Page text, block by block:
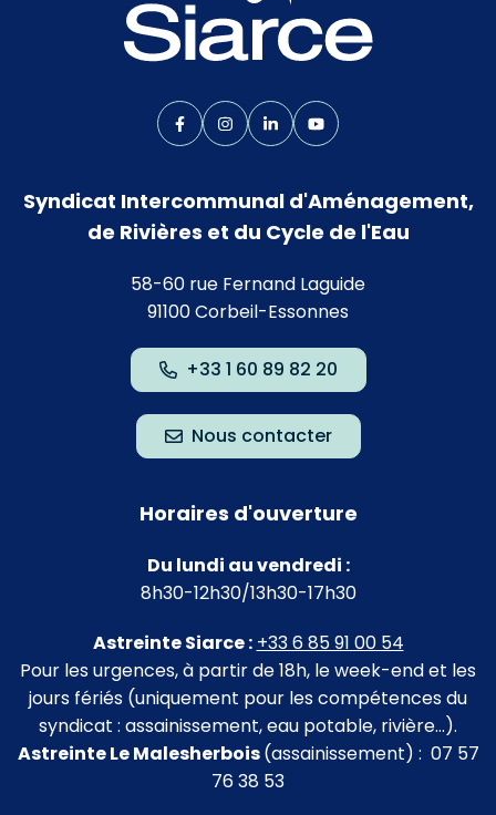
Lien vers le compte Facebook
Lien vers le compte Instagram
Lien vers le compte Linkedin
Lien vers la chaîne
Syndicat Intercommunal d'Aménagement,
de Rivières et du Cycle de l'Eau
58-60 rue Fernand Laguide
91100 Corbeil-Essonnes
+33 1 60 89 82 20
Nous contacter
Horaires d'ouverture
Du lundi au vendredi :
8h30-12h30/13h30-17h30
Astreinte Siarce : +33 6 85 91 00 54
Pour les urgences, à partir de 18h, le week-end et les
jours fériés (uniquement pour les compétences du
syndicat : assainissement, eau potable, rivière…).
Astreinte Le Malesherbois(assainissement) : 07 57
76 38 53